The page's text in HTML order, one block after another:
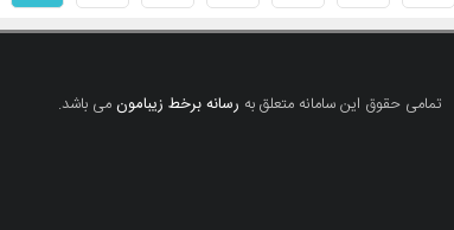
تمامی حقوق این سامانه متعلق به رسانه برخط زیبامونمی باشد.